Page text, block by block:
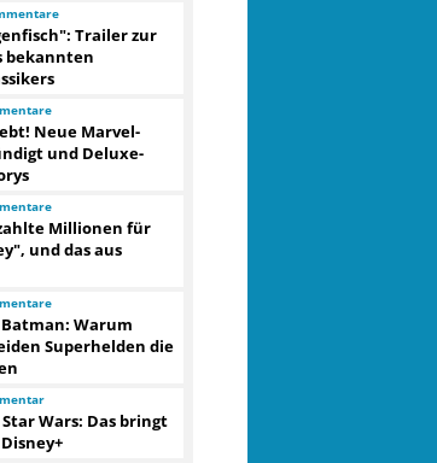
Trailer zur
bekannten
Neue Marvel-
und Deluxe-
Millionen für
und das aus
Batman: Warum
Superhelden die
Wars: Das bringt